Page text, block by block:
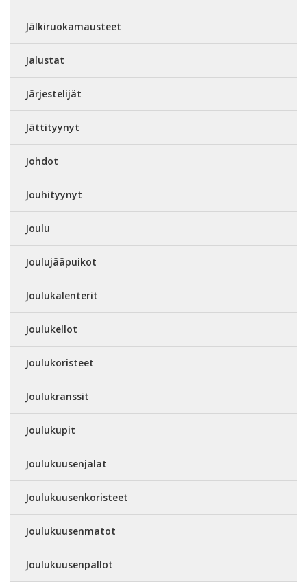
Jälkiruokamausteet
Jalustat
Järjestelijät
Jättityynyt
Johdot
Jouhityynyt
Joulu
Joulujääpuikot
Joulukalenterit
Joulukellot
Joulukoristeet
Joulukranssit
Joulukupit
Joulukuusenjalat
Joulukuusenkoristeet
Joulukuusenmatot
Joulukuusenpallot